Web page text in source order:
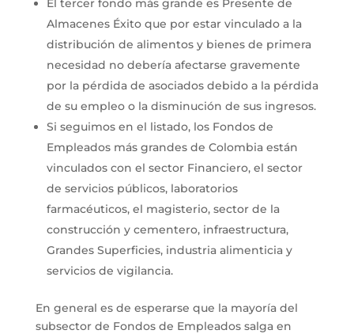
El tercer fondo más grande es Presente de
Almacenes Éxito que por estar vinculado a la
distribución de alimentos y bienes de primera
necesidad no debería afectarse gravemente
por la pérdida de asociados debido a la pérdida
de su empleo o la disminución de sus ingresos.
Si seguimos en el listado, los Fondos de
Empleados más grandes de Colombia están
vinculados con el sector Financiero, el sector
de servicios públicos, laboratorios
farmacéuticos, el magisterio, sector de la
construcción y cementero, infraestructura,
Grandes Superficies, industria alimenticia y
servicios de vigilancia.
En general es de esperarse que la mayoría del
subsector de Fondos de Empleados salga en